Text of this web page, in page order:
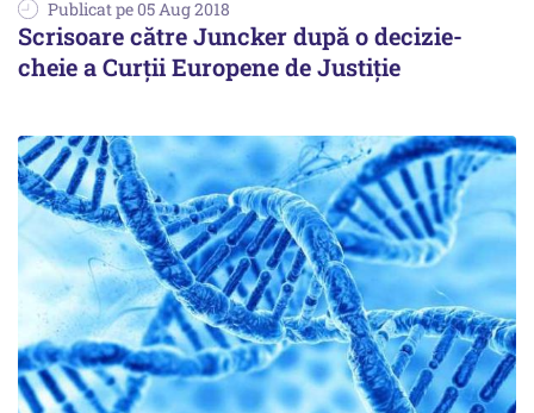
Publicat pe 05 Aug 2018
Scrisoare către Juncker după o decizie-
cheie a Curții Europene de Justiție